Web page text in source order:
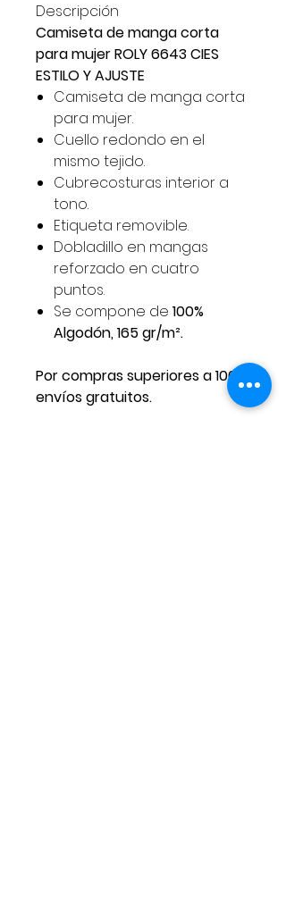
Descripción
Camiseta de manga corta
para mujer ROLY 6643 CIES
ESTILO Y AJUSTE
Camiseta de manga corta
para mujer.
Cuello redondo en el
mismo tejido.
Cubrecosturas interior a
tono.
Etiqueta removible.
Dobladillo en mangas
reforzado en cuatro
puntos.
Se compone de 100%
Algodón, 165 gr/m².
Por compras superiores a 100€
envíos gratuitos.